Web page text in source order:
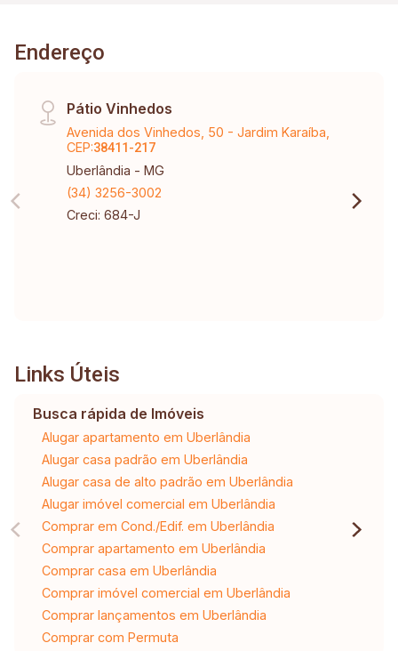
Endereço
Pátio Vinhedos
Avenida dos Vinhedos, 50 - Jardim Karaíba,
CEP:38411-217
Uberlândia - MG
(34) 3256-3002
Creci: 684-J
Links Úteis
Busca rápida de Imóveis
Alugar apartamento em Uberlândia
Alugar casa padrão em Uberlândia
Alugar casa de alto padrão em Uberlândia
Alugar imóvel comercial em Uberlândia
Comprar em Cond./Edif. em Uberlândia
Comprar apartamento em Uberlândia
Comprar casa em Uberlândia
Comprar imóvel comercial em Uberlândia
Comprar lançamentos em Uberlândia
Comprar com Permuta